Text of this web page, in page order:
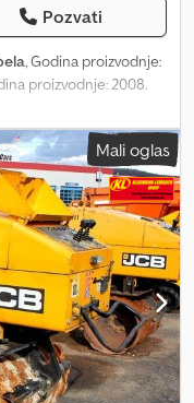
Pozvati
, Godina proizvodnje:
proizvodnje: 2008.
Twqe Abpeck CE
862 kg. Zatvorena
i 4. hidraulična
ID broj: 266. Opšti
se na sve oglase,
ugovore koje
njima. Svakom vrstom
poslovanja
sa ovim Opštim
neto cene. = Dodatne
težina: 3.451 kg
o kompaniji = Za više
Mali oglas